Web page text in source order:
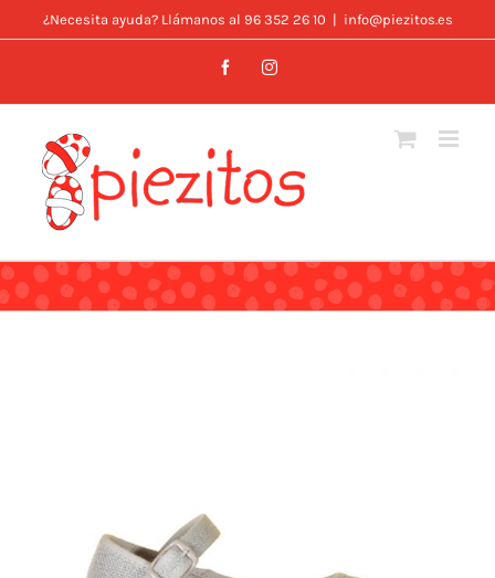
to
¿Necesita ayuda? Llámanos al 96 352 26 10 | info@piezitos.es
FacebookInstagram